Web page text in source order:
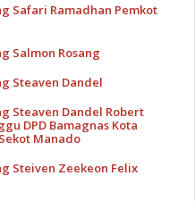
Safari Ramadhan Pemkot
Salmon Rosang
Steaven Dandel
Steaven Dandel Robert
DPD Bamagnas Kota
Manado
Steiven Zeekeon Felix